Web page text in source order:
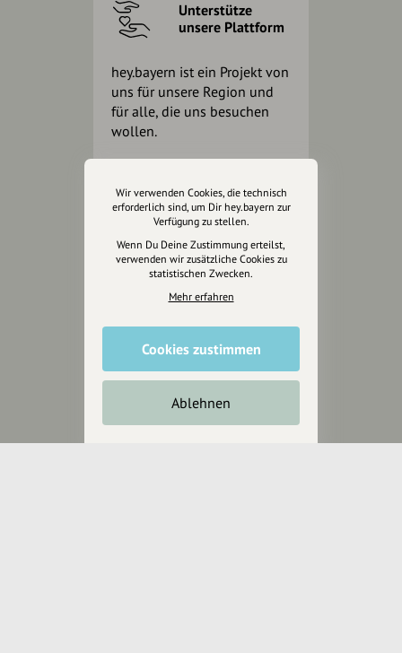
Unterstütze
unsere Plattform
hey.bayern ist ein Projekt von
uns für unsere Region und
für alle, die uns besuchen
wollen.
Inhalte vorschlagen
Jetzt unterstützen
Wir können leider keine
Wir verwenden Cookies, die technisch
erforderlich sind, um Dir hey.bayern zur
Verfügung zu stellen.
Wenn Du Deine Zustimmung erteilst,
verwenden wir zusätzliche Cookies zu
statistischen Zwecken.
Mehr erfahren
Cookies zustimmen
Ablehnen